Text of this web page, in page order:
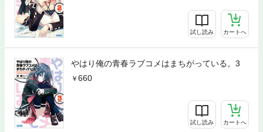
試し読み カートへ
やはり俺の青春ラブコメはまちがっている。3
660
試し読み カートへ